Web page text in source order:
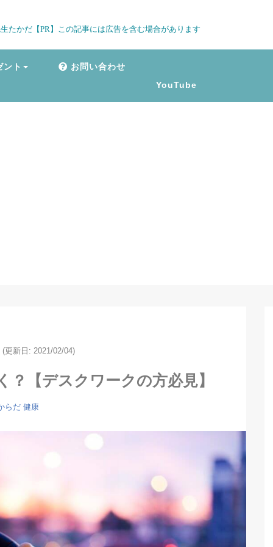
たかだ【PR】この記事には広告を含む場合があります
ト お問い合わせ
YouTube
(更新日: 2021/02/04)
【デスクワークの方必見】
らだ 健康